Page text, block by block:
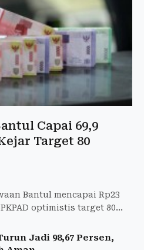
Capai 69,9
Target 80
Bantul mencapai Rp23
optimistis target 80
Jadi 98,67 Persen,